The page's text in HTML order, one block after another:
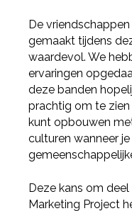
De
gemaakt tijdens
waardevol. We
ervaringen
deze banden
prachtig om te zien
kunt opbouwen
culturen wanneer
Deze kans om
Marketing Project